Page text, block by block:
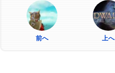
前へ 上へ